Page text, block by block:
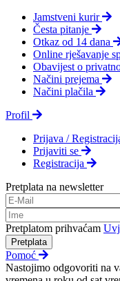
Jamstveni kurir
Česta pitanje
Otkaz od 14 dana
Online rješavanje
Obavijest o
Načini prejema
Načini plačila
Profil
Prijava /
Prijaviti se
Registracija
Pretplata na newsletter
Pretplatom prihvaćam
Pretplata
Pomoć
Nastojimo odgovoriti na